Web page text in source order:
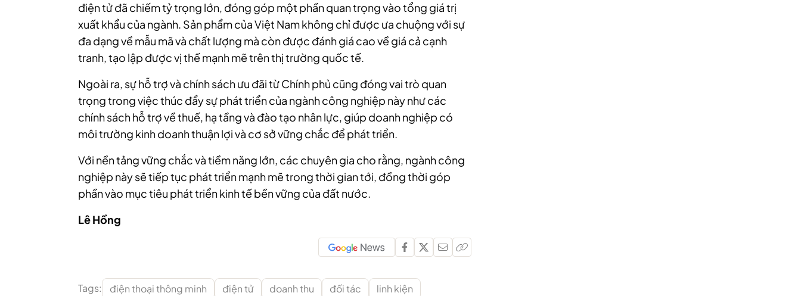
điện tử đã chiếm tỷ trọng lớn, đóng góp một phần quan trọng vào tổng giá trị
xuất khẩu của ngành. Sản phẩm của Việt Nam không chỉ được ưa chuộng với sự
đa dạng về mẫu mã và chất lượng mà còn được đánh giá cao về giá cả cạnh
tranh, tạo lập được vị thế mạnh mẽ trên thị trường quốc tế.
Ngoài ra, sự hỗ trợ và chính sách ưu đãi từ Chính phủ cũng đóng vai trò quan
trọng trong việc thúc đẩy sự phát triển của ngành công nghiệp này như các
chính sách hỗ trợ về thuế, hạ tầng và đào tạo nhân lực, giúp doanh nghiệp có
môi trường kinh doanh thuận lợi và cơ sở vững chắc để phát triển.
Với nền tảng vững chắc và tiềm năng lớn, các chuyên gia cho rằng, ngành công
nghiệp này sẽ tiếp tục phát triển mạnh mẽ trong thời gian tới, đồng thời góp
phần vào mục tiêu phát triển kinh tế bền vững của đất nước.
Lê Hồng
Tags: điện thoại thông minh điện tử doanh thu đối tác
linh kiện